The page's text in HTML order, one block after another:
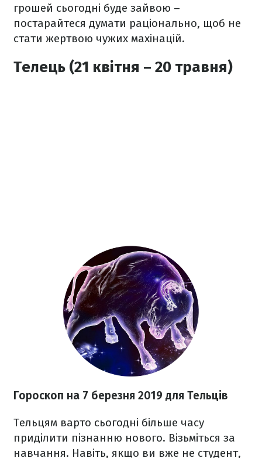
грошей сьогодні буде зайвою –
постарайтеся думати раціонально, щоб не
стати жертвою чужих махінацій.
Телець (21 квітня – 20 травня)
Гороскоп на 7 березня 2019 для Тельців
Тельцям варто сьогодні більше часу
приділити пізнанню нового. Візьміться за
навчання. Навіть, якщо ви вже не студент,